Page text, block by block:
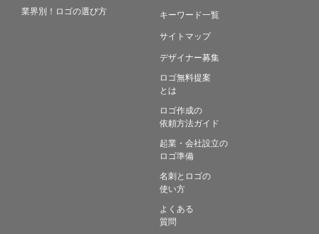
業界別！ロゴの選び方
キーワード一覧
サイトマップ
デザイナー募集
ロゴ無料提案
とは
ロゴ作成の
依頼方法ガイド
起業・会社設立の
ロゴ準備
名刺とロゴの
使い方
よくある
質問